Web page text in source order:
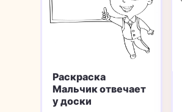
Раскраска
Мальчик отвечает
у доски